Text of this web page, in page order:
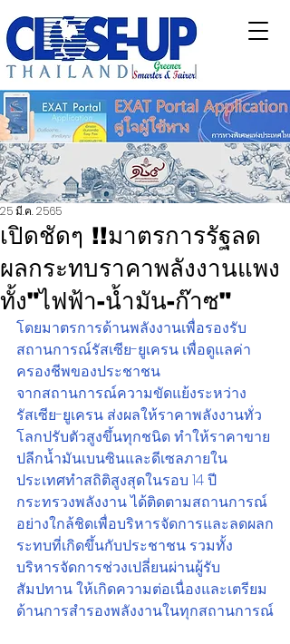
เปิดชัดๆ !!มาตรการรัฐลด
ผลกระทบราคาพลังงานแพง
ทั้ง"ไฟฟ้า-น้ำมัน-ก๊าซ"
25 มี.ค. 2565
โดยมาตรการด้านพลังงานเพื่อรองรับ
สถานการณ์รัสเซีย-ยูเครน เพื่อดูแลค่า
ครองชีพของประชาชน
จากสถานการณ์ความขัดแย้งระหว่าง
รัสเซีย-ยูเครน ส่งผลให้ราคาพลังงานทั่ว
โลกปรับตัวสูงขึ้นทุกชนิด ทำให้ราคาขาย
ปลีกน้ำมันเบนซินและดีเซลภายใน
ประเทศทำสถิติสูงสุดในรอบ 14 ปี
กระทรวงพลังงาน ได้ติดตามสถานการณ์
อย่างใกล้ชิดเพื่อบริหารจัดการและลดผลก
ระทบที่เกิดขึ้นกับประชาชน รวมทั้ง
บริหารจัดการช่วงเปลี่ยนผ่านผู้รับ
สัมปทาน ให้เกิดความต่อเนื่องและเตรียม
ด้านการสำรองพลังงานในทุกสถานการณ์